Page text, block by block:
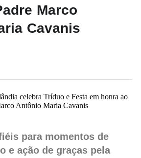
Marco
Cavanis
para momentos de
e ação de graças pela